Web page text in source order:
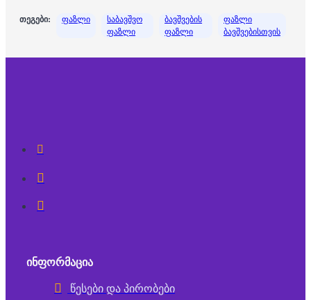
თეგები: ფაზლი
საბავშვო
ფაზლი
ბავშვების
ფაზლი
ფაზლი
ბავშვებისთვის
ᲘᲜᲤᲝᲠᲛᲐᲪᲘᲐ
წესები და პირობები